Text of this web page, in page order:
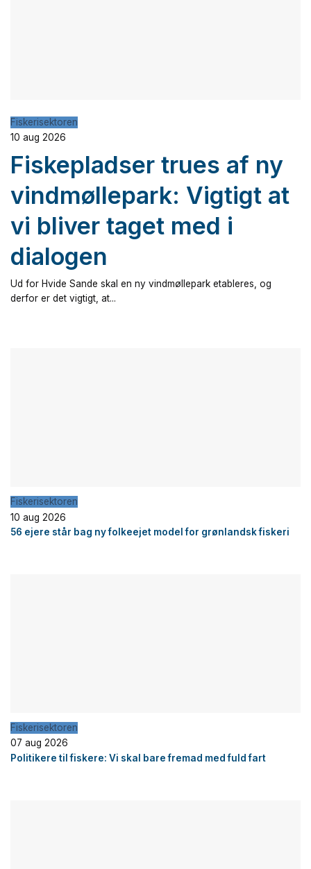
Fiskerisektoren
10 aug 2026
Fiskepladser trues af ny
vindmøllepark: Vigtigt at
vi bliver taget med i
dialogen
Ud for Hvide Sande skal en ny vindmøllepark etableres, og
derfor er det vigtigt, at...
Fiskerisektoren
10 aug 2026
56 ejere står bag ny folkeejet model for grønlandsk fiskeri
Fiskerisektoren
07 aug 2026
Politikere til fiskere: Vi skal bare fremad med fuld fart